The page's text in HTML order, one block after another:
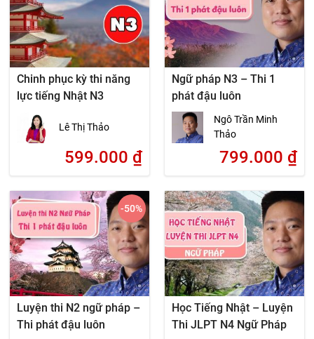
Chinh phục kỳ thi năng
lực tiếng Nhật N3
Lê Thị Thảo
599.000 ₫
Ngữ pháp N3 – Thi 1
phát đậu luôn
Ngô Trần Minh
Thảo
799.000 ₫
Luyện thi N2 ngữ pháp –
Thi phát đậu luôn
-50%
Học Tiếng Nhật – Luyện
Thi JLPT N4 Ngữ Pháp